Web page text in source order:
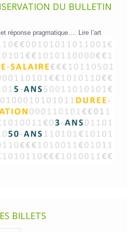
DU BULLETIN
réponse pragmatique…. Lire l’art
BILLETS